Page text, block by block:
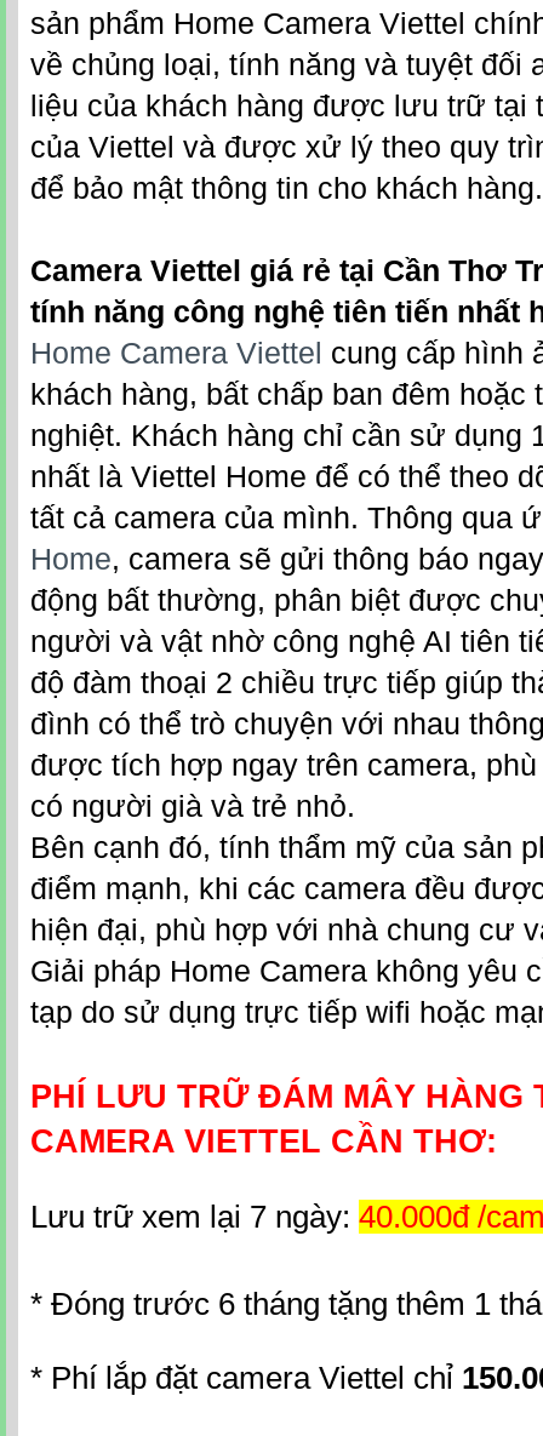
sản phẩm Home Camera Viettel
về chủng loại, tính năng và tuyệt đối
liệu của khách hàng được lưu trữ tại
của Viettel và được xử lý theo quy
để bảo mật thông tin cho khách hàng.
Camera Viettel giá rẻ tại Cần Thơ
tính năng công nghệ tiên tiến nhất
Home Camera Viettel cung cấp hình
khách hàng, bất chấp ban đêm hoặc
nghiệt. Khách hàng chỉ cần sử dụng
nhất là Viettel Home để có thể theo
tất cả camera của mình. Thông qua
Home, camera sẽ gửi thông báo
động bất thường, phân biệt được
người và vật nhờ công nghệ AI tiên
độ đàm thoại 2 chiều trực tiếp giúp
đình có thể trò chuyện với nhau
được tích hợp ngay trên camera,
có người già và trẻ nhỏ.
Bên cạnh đó, tính thẩm mỹ của sản
điểm mạnh, khi các camera đều
hiện đại, phù hợp với nhà chung cư
Giải pháp Home Camera không yêu
tạp do sử dụng trực tiếp wifi hoặc
PHÍ LƯU TRỮ ĐÁM MÂY HÀNG
CAMERA VIETTEL CẦN THƠ:
Lưu trữ xem lại 7 ngày: 40.000đ /
* Đóng trước 6 tháng tặng thêm 1
* Phí lắp đặt camera Viettel chỉ